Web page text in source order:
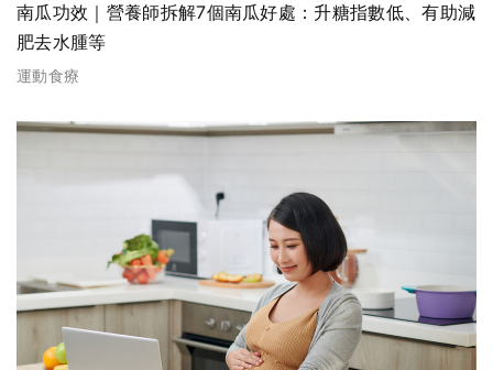
南瓜功效｜營養師拆解7個南瓜好處：升糖指數低、有助減
肥去水腫等
運動食療